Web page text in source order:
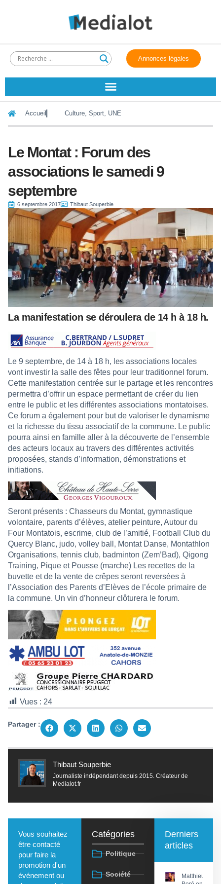
Annonces légales
Accueil Culture, Sport, UNE
Le Montat : Forum des
associations le samedi 9
septembre
6 septembre 2017 Thibaut Souperbie
La manifestation se déroulera de 14 h à 18 h.
Le 9 septembre, de 14 à 18 h, les associations locales
vont investir la salle des fêtes pour leur traditionnel forum.
Cette manifestation centrée sur le partage et les rencontres
permettra d’offrir un espace permettant de créer du lien
entre le public et les différentes associations montatoises.
Ce forum a également pour but de valoriser le dynamisme
et la richesse du tissu associatif de la commune. Le public
pourra ainsi en famille aller à la découverte de l’ensemble
des acteurs locaux au travers des différentes activités
proposées, stands d’information, démonstrations et
initiations.
Seront présents : Chasseurs du Montat, gymnastique
volontaire, parents d’élèves, atelier peinture, Autour du
Four Montatois, escrime, club de l’amitié, Football Club du
Quercy Blanc, judo, volley ball, Montat Danse, Montathlon
Organisations, tennis club, badminton (Zem’Bad), Qigong
Training, Pique et Pousse (marche) Les recettes de la
buvette et de la vente de crêpes seront reversées à
l’Association des Parents d’Elèves de l’école primaire de
la commune. Un vin d’honneur clôturera le forum.
Vues : 24
Partager :
Thibaut Souperbie
Journaliste indépendant depuis 2015. Créateur de
Medialot.fr
Vous souhaitez
être contacté
pour faire la
promotion d'un
événement ou
Catégories
Politique
Société
Derniers
articles
Matthieu